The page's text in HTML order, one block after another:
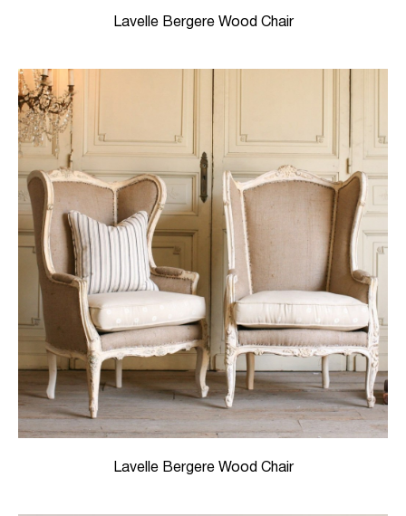
Lavelle Bergere Wood Chair
Lavelle Bergere Wood Chair